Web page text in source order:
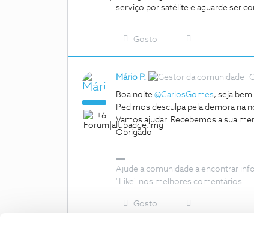
serviço por satélite e aguarde ser
Gosto
+6
Mário P.
Boa noite @CarlosGomes, seja
Pedimos desculpa pela demora na
Vamos ajudar. Recebemos a sua
Obrigado
Ajude a comunidade a encontrar
"Like" nos melhores comentários.
Gosto